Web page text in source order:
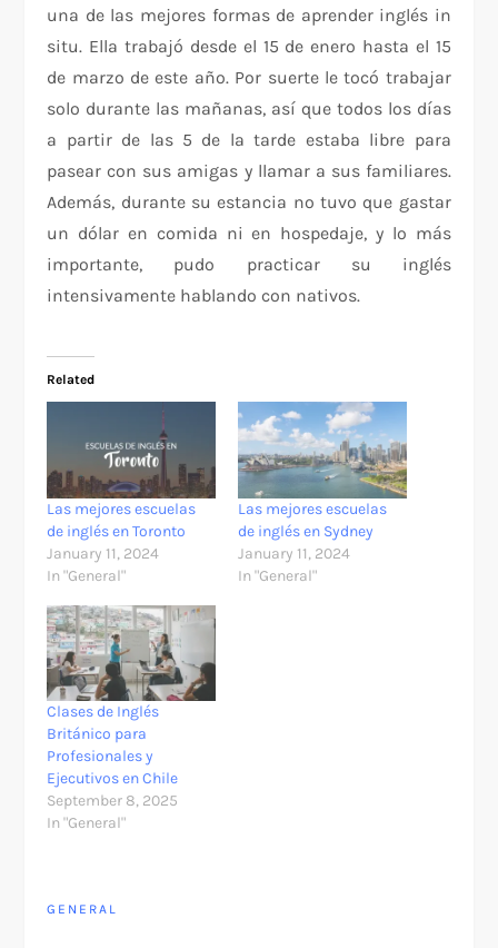
una de las mejores formas de aprender inglés in
situ. Ella trabajó desde el 15 de enero hasta el 15
de marzo de este año. Por suerte le tocó trabajar
solo durante las mañanas, así que todos los días
a partir de las 5 de la tarde estaba libre para
pasear con sus amigas y llamar a sus familiares.
Además, durante su estancia no tuvo que gastar
un dólar en comida ni en hospedaje, y lo más
importante, pudo practicar su inglés
intensivamente hablando con nativos.
Related
Las mejores escuelas
de inglés en Toronto
January 11, 2024
In "General"
Las mejores escuelas
de inglés en Sydney
January 11, 2024
In "General"
Clases de Inglés
Británico para
Profesionales y
Ejecutivos en Chile
September 8, 2025
In "General"
GENERAL